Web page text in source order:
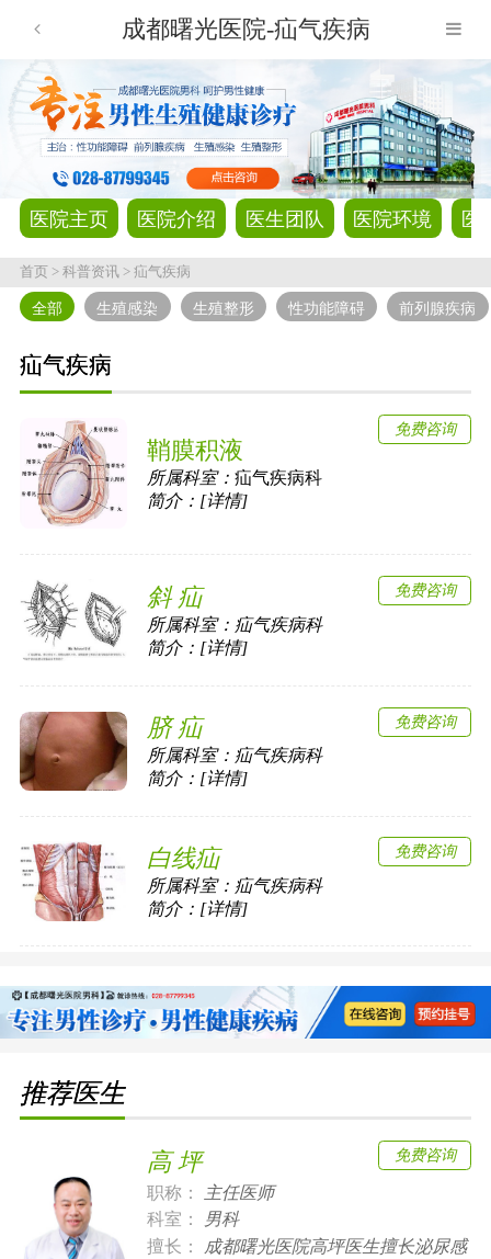
成都曙光医院-疝气疾病
医院主页 医院介绍 医生团队 医院环境 医
首页> 科普资讯> 疝气疾病
全部 生殖感染 生殖整形 性功能障碍 前列腺疾病
疝气疾病
鞘膜积液
所属科室：疝气疾病科
简介：[详情]
免费咨询
斜 疝
所属科室： 疝气疾病科
简介：[详情]
免费咨询
脐 疝
所属科室： 疝气疾病科
简介：[详情]
免费咨询
白线疝
所属科室： 疝气疾病科
简介：[详情]
免费咨询
推荐医生
高 坪
职称：
主任医师
科室：
男科
擅长：
成都曙光医院高坪医生擅长泌尿感
免费咨询